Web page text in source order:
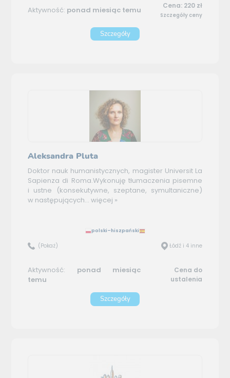
Aktywność: ponad miesiąc temu Cena: 220 zł
Szczegóły ceny
Szczegóły
Aleksandra Pluta
Doktor nauk humanistycznych, magister Universit La
Sapienza di Roma.Wykonuję tłumaczenia pisemne
i ustne (konsekutywne, szeptane, symultaniczne)
w następujących... więcej »
polski–hiszpański
(Pokaż) Łódź i 4 inne
Aktywność: ponad miesiąc
temu
Cena do
ustalenia
Szczegóły